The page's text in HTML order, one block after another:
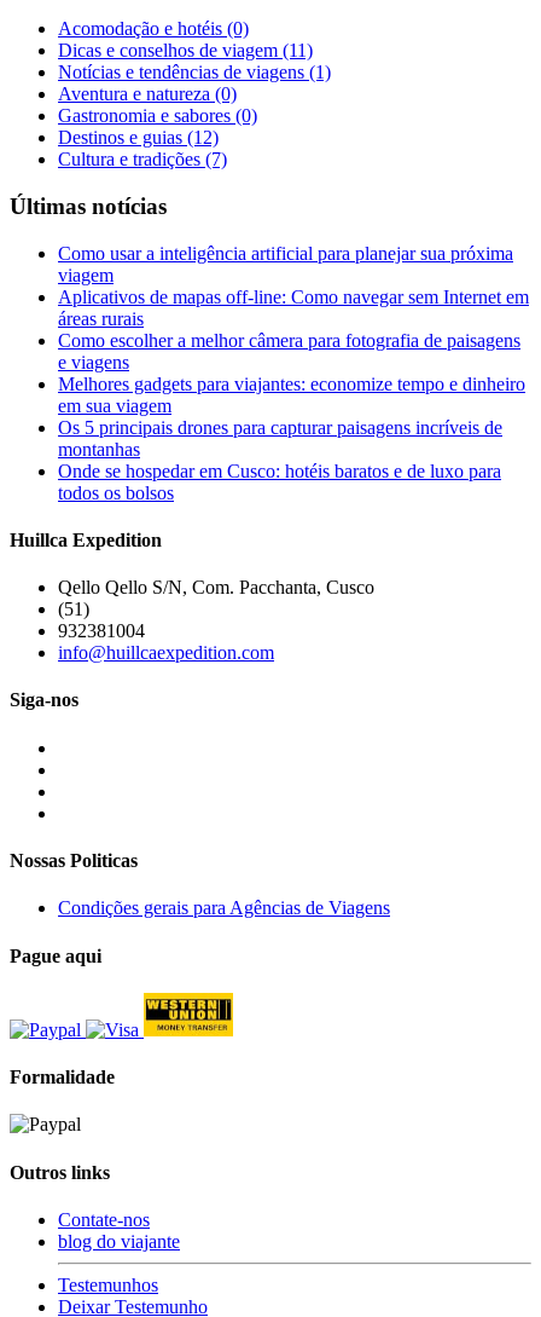
Acomodação e hotéis (0)
Dicas e conselhos de viagem (11)
Notícias e tendências de viagens (1)
Aventura e natureza (0)
Gastronomia e sabores (0)
Destinos e guias (12)
Cultura e tradições (7)
Últimas notícias
Como usar a inteligência artificial para planejar sua próxima
viagem
Aplicativos de mapas off-line: Como navegar sem Internet em
áreas rurais
Como escolher a melhor câmera para fotografia de paisagens
e viagens
Melhores gadgets para viajantes: economize tempo e dinheiro
em sua viagem
Os 5 principais drones para capturar paisagens incríveis de
montanhas
Onde se hospedar em Cusco: hotéis baratos e de luxo para
todos os bolsos
Huillca Expedition
Qello Qello S/N, Com. Pacchanta, Cusco
(51)
932381004
info@huillcaexpedition.com
Siga-nos
Nossas Politicas
Condições gerais para Agências de Viagens
Pague aqui
Formalidade
Outros links
Contate-nos
blog do viajante
Testemunhos
Deixar Testemunho